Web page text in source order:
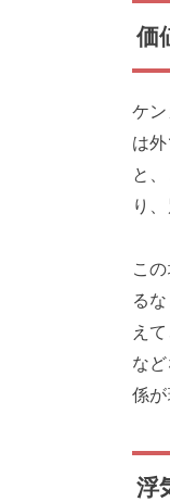
価
ケ
は
と
り
こ
る
え
な
係が
浮